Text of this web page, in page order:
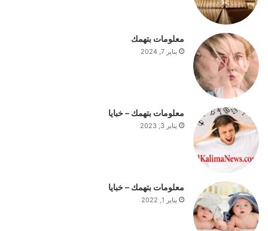
ل
ه
ي
م
ي
و
م
معلومات بتهمك
يناير 7, 2024
معلومات بتهمك – خبايا
يناير 3, 2023
معلومات بتهمك – خبايا
يناير 1, 2022